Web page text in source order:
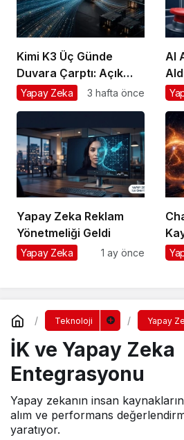
Kimi K3 Üç Günde
Duvara Çarptı: Açık
Model Yarışında Asıl
Yapay Zeka 3 hafta önce
AI
Yapay Zeka Reklam
Yönetmeliği Geldi
Yapay Zeka 1 ay önce
Teknoloji Yapay
İK ve Yapay Zeka
Entegrasyonu
Yapay zekanın insan
alım ve performans
yaratıyor.